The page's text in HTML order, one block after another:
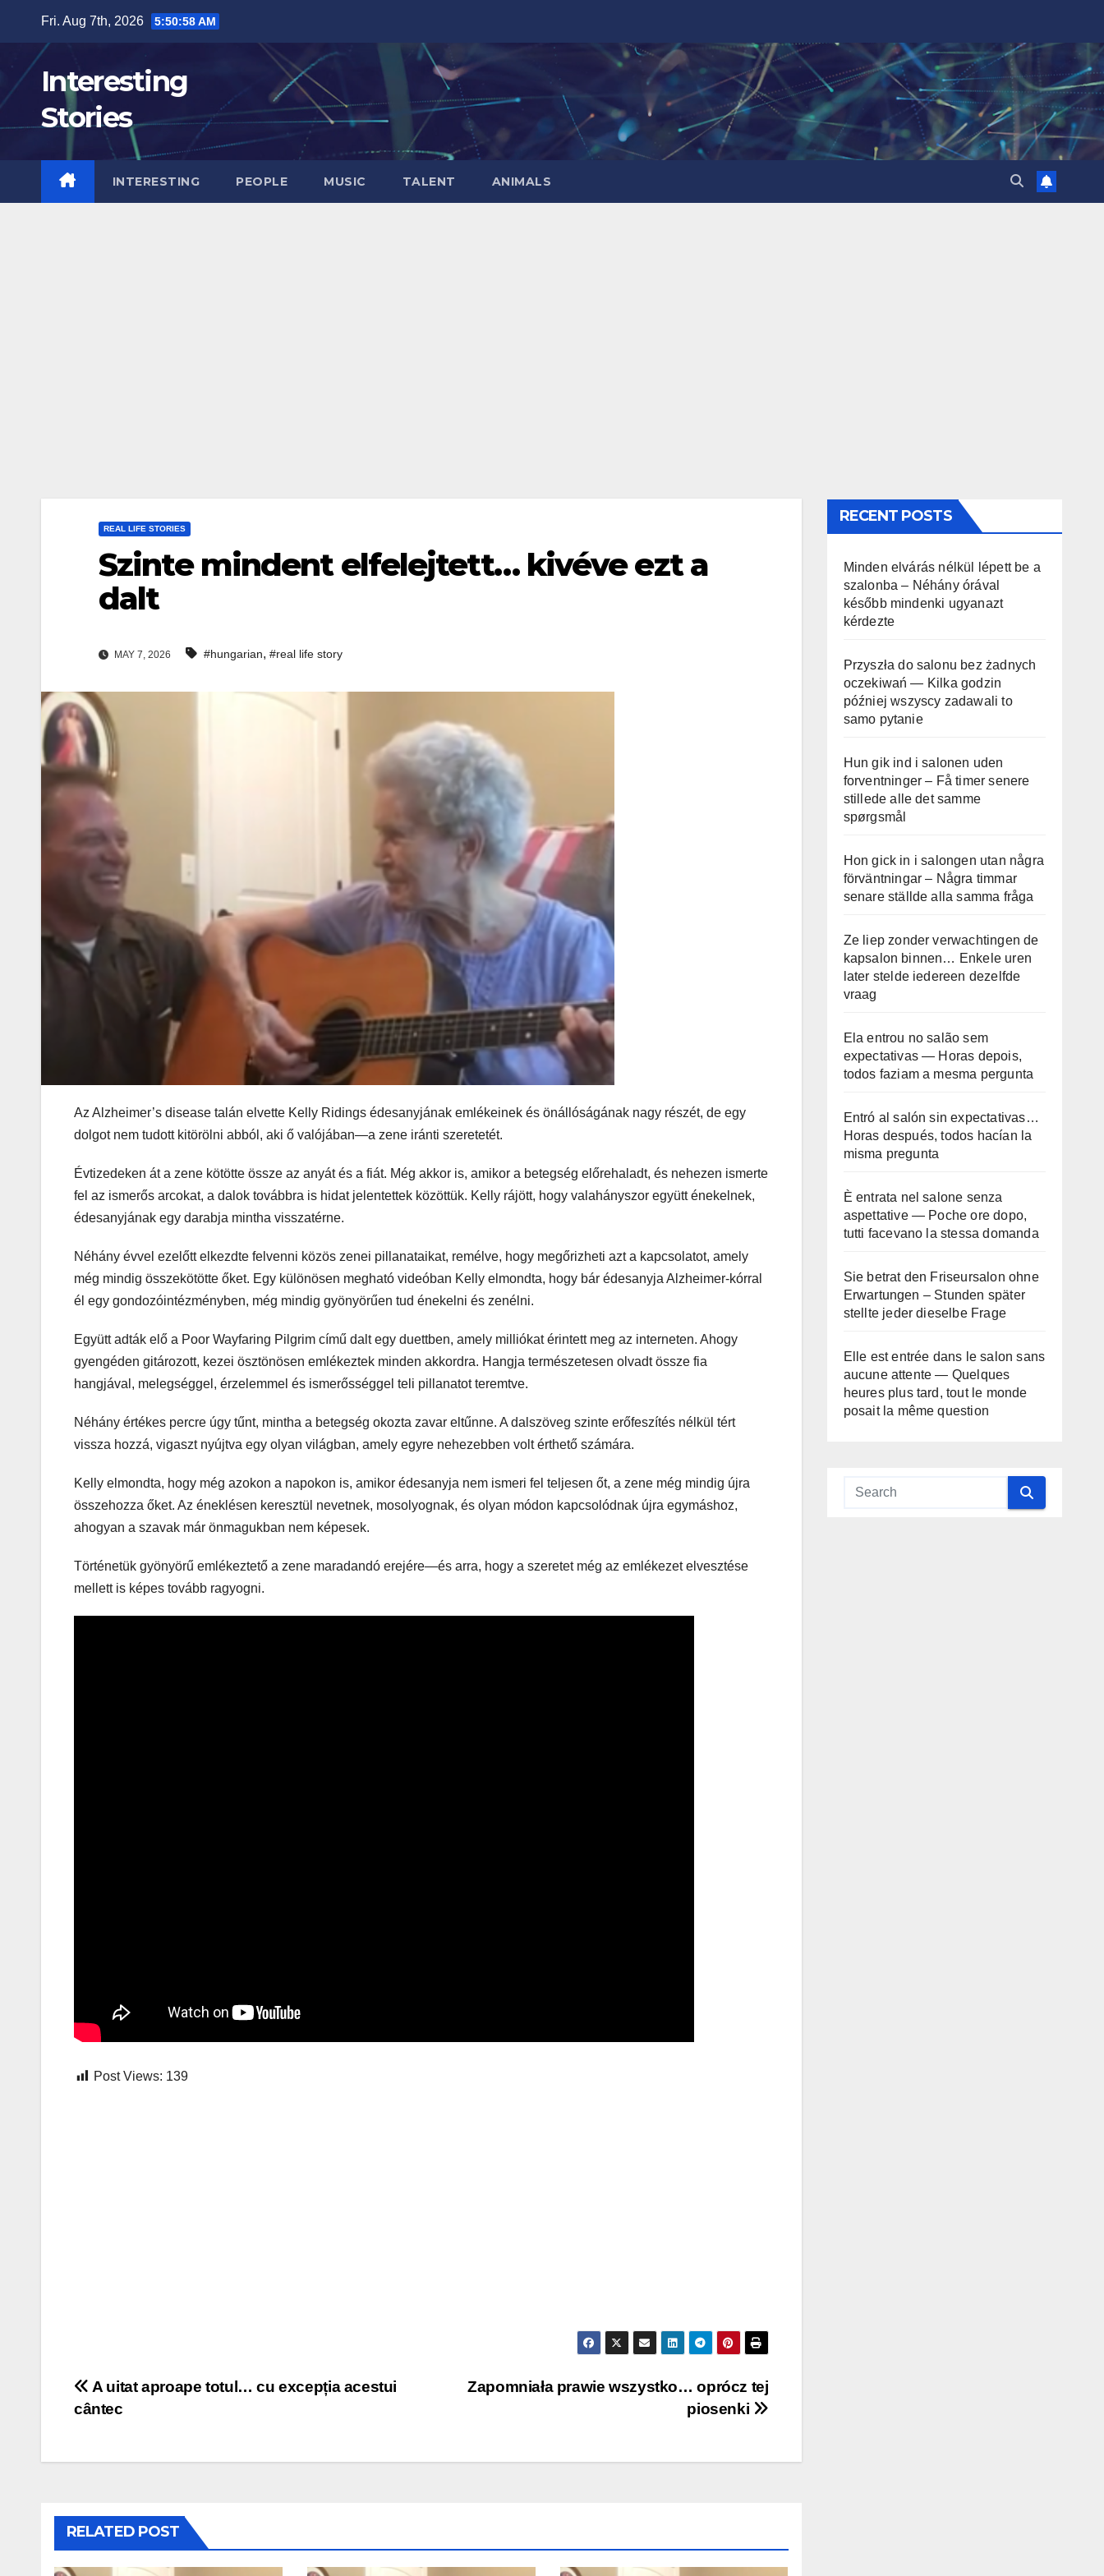
content
Fri. Aug 7th, 2026 5:50:59 AM
Interesting
Stories
INTERESTING PEOPLE MUSIC TALENT ANIMALS
REAL LIFE STORIES
Szinte mindent elfelejtett… kivéve ezt a
dalt
MAY 7, 2026 #hungarian, #real life story
Az Alzheimer’s disease talán elvette Kelly Ridings édesanyjának emlékeinek és önállóságának nagy részét, de egy
dolgot nem tudott kitörölni abból, aki ő valójában—a zene iránti szeretetét.
Évtizedeken át a zene kötötte össze az anyát és a fiát. Még akkor is, amikor a betegség előrehaladt, és nehezen ismerte
fel az ismerős arcokat, a dalok továbbra is hidat jelentettek közöttük. Kelly rájött, hogy valahányszor együtt énekelnek,
édesanyjának egy darabja mintha visszatérne.
Néhány évvel ezelőtt elkezdte felvenni közös zenei pillanataikat, remélve, hogy megőrizheti azt a kapcsolatot, amely
még mindig összekötötte őket. Egy különösen megható videóban Kelly elmondta, hogy bár édesanyja Alzheimer-kórral
él egy gondozóintézményben, még mindig gyönyörűen tud énekelni és zenélni.
Együtt adták elő a Poor Wayfaring Pilgrim című dalt egy duettben, amely milliókat érintett meg az interneten. Ahogy
gyengéden gitározott, kezei ösztönösen emlékeztek minden akkordra. Hangja természetesen olvadt össze fia
hangjával, melegséggel, érzelemmel és ismerősséggel teli pillanatot teremtve.
Néhány értékes percre úgy tűnt, mintha a betegség okozta zavar eltűnne. A dalszöveg szinte erőfeszítés nélkül tért
vissza hozzá, vigaszt nyújtva egy olyan világban, amely egyre nehezebben volt érthető számára.
Kelly elmondta, hogy még azokon a napokon is, amikor édesanyja nem ismeri fel teljesen őt, a zene még mindig újra
összehozza őket. Az éneklésen keresztül nevetnek, mosolyognak, és olyan módon kapcsolódnak újra egymáshoz,
ahogyan a szavak már önmagukban nem képesek.
Történetük gyönyörű emlékeztető a zene maradandó erejére—és arra, hogy a szeretet még az emlékezet elvesztése
mellett is képes tovább ragyogni.
Post Views: 139
Post
Zapomniała prawie wszystko… oprócz tej
piosenki
A uitat aproape totul… cu excepția acestui
cântec
RELATED POST
RECENT POSTS
Minden elvárás nélkül lépett be a
szalonba – Néhány órával
később mindenki ugyanazt
kérdezte
Przyszła do salonu bez żadnych
oczekiwań — Kilka godzin
później wszyscy zadawali to
samo pytanie
Hun gik ind i salonen uden
forventninger – Få timer senere
stillede alle det samme
spørgsmål
Hon gick in i salongen utan några
förväntningar – Några timmar
senare ställde alla samma fråga
Ze liep zonder verwachtingen de
kapsalon binnen… Enkele uren
later stelde iedereen dezelfde
vraag
Ela entrou no salão sem
expectativas — Horas depois,
todos faziam a mesma pergunta
Entró al salón sin expectativas…
Horas después, todos hacían la
misma pregunta
È entrata nel salone senza
aspettative — Poche ore dopo,
tutti facevano la stessa domanda
Sie betrat den Friseursalon ohne
Erwartungen – Stunden später
stellte jeder dieselbe Frage
Elle est entrée dans le salon sans
aucune attente — Quelques
heures plus tard, tout le monde
posait la même question